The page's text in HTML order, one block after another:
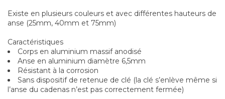
Existe en plusieurs couleurs et avec différentes hauteurs de
anse (25mm, 40mm et 75mm)
Caractéristiques
Corps en aluminium massif anodisé
Anse en aluminium diamètre 6,5mm
Résistant à la corrosion
Sans dispositif de retenue de clé (la clé s’enlève même si
l’anse du cadenas n’est pas correctement fermée)